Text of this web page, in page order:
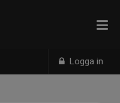
Logga in